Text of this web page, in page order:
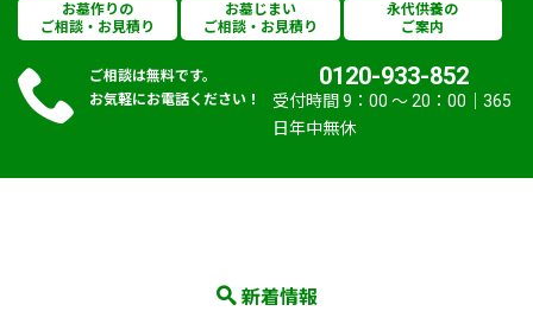
お墓作りの
ご相談・お見積り
お墓じまい
ご相談・お見積り
永代供養の
ご案内
ご相談は無料です。
お気軽にお電話ください！
0120-933-852
受付時間 9：00 〜 20：00｜365
日年中無休
新着情報